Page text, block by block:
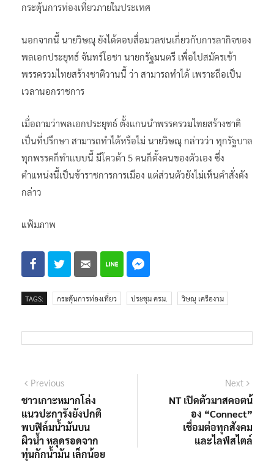
กระตุ้นการท่องเที่ยวภายในประเทศ
นอกจากนี้ นายวิษณุ ยังได้ตอบสื่อมวลชนเกี่ยวกับการลากิจของ
พลเอกประยุทธ์ จันทร์โอชา นายกรัฐมนตรี เพื่อไปสมัครเข้า
พรรครวมไทยสร้างชาติวานนี้ ว่า สามารถทำได้ เพราะถือเป็น
เวลานอกราชการ
เมื่อถามว่าพลเอกประยุทธ์ ตั้งแกนนำพรรครวมไทยสร้างชาติ
เป็นที่ปรึกษา สามารถทำได้หรือไม่ นายวิษณุ กล่าวว่า ทุกรัฐบาล
ทุกพรรคก็ทำแบบนี้ มีโควต้า 5 คนก็ตั้งคนของตัวเอง ซึ่ง
ตำแหน่งนี้เป็นข้าราชการการเมือง แต่ส่วนตัวยังไม่เห็นคำสั่งดัง
กล่าว
แฟ้มภาพ
TAGS: กระตุ้นการท่องเที่ยว ประชุม ครม. วิษณุ เครืองาม
แนะแนว
เรื่อง
PreviousPrevious
post:
ชาวเกาะหมากโล่ง
แนวปะการังยังปกติ
พบฟิล์มน้ำมันบน
ผิวน้ำ หลุดรอดจาก
ทุ่นกักน้ำมัน เล็กน้อย
Next
post:
NT เปิดตัวมาสคอตน้
อง “Connect”
เชื่อมต่อทุกสังคม
และไลฟ์สไตล์